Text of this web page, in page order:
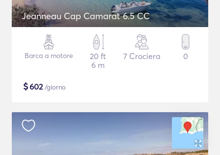
Jeanneau Cap Camarat 6.5 CC
Barca a motore
20 ft
6 m
7 Crociera 0
$602/giorno